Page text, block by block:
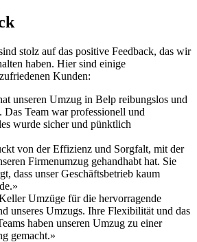
stolz auf das positive Feedback, das wir
haben. Hier sind einige
Kunden:
unseren Umzug in Belp reibungslos und
Das Team war professionell und
wurde sicher und pünktlich
von der Effizienz und Sorgfalt, mit der
Firmenumzug gehandhabt hat. Sie
dass unser Geschäftsbetrieb kaum
Umzüge für die hervorragende
unseres Umzugs. Ihre Flexibilität und das
haben unseren Umzug zu einer
gemacht.»